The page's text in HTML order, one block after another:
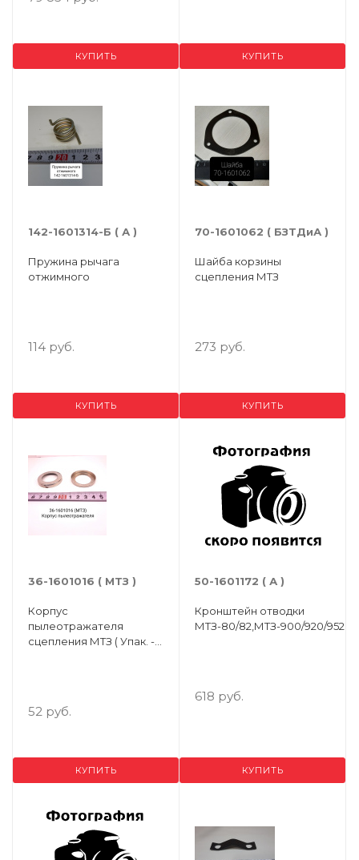
КУПИТЬ КУПИТЬ
142-1601314-Б ( А )
Пружина рычага
отжимного
114 руб.
КУПИТЬ
70-1601062 ( БЗТДиА )
Шайба корзины
сцепления МТЗ
273 руб.
КУПИТЬ
36-1601016 ( МТЗ )
Корпус
пылеотражателя
сцепления МТЗ ( Упак. - 5
52 руб.
КУПИТЬ
50-1601172 ( А )
Кронштейн отводки
МТЗ-80/82,МТЗ-900/920/952
618 руб.
КУПИТЬ